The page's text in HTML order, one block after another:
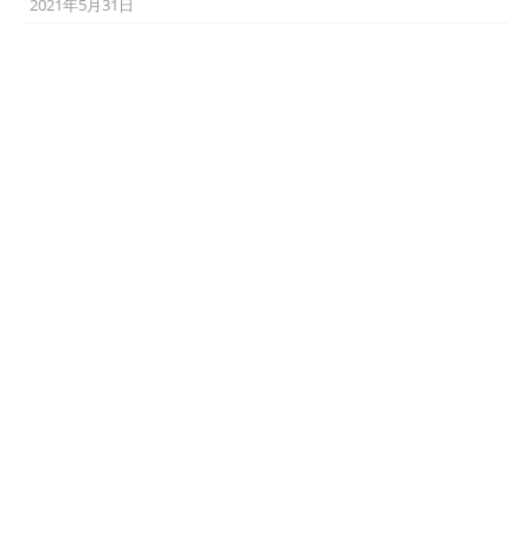
2021年5月31日